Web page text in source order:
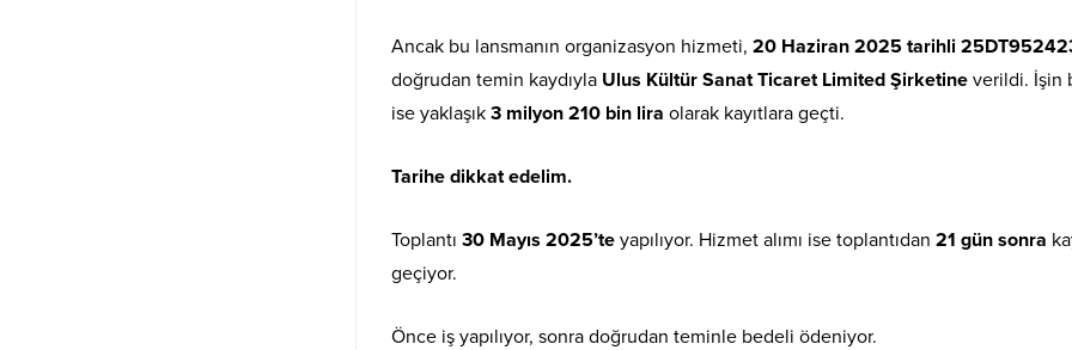
Ancak bu lansmanın organizasyon hizmeti, 20 Haziran 2025 tarihli
doğrudan temin kaydıyla Ulus Kültür Sanat Ticaret Limited Şirketine verildi. İşin
ise yaklaşık 3 milyon 210 bin lira olarak kayıtlara geçti.
Tarihe dikkat edelim.
Toplantı 30 Mayıs 2025’te yapılıyor. Hizmet alımı ise toplantıdan 21 gün sonra
geçiyor.
Önce iş yapılıyor, sonra doğrudan teminle bedeli ödeniyor.